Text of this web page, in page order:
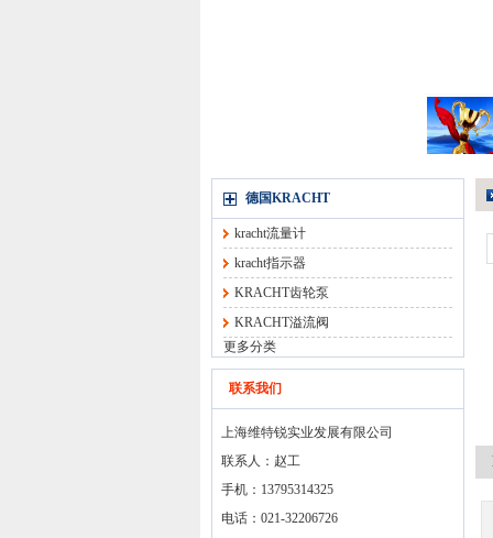
德国KRACHT
kracht流量计
kracht指示器
KRACHT齿轮泵
KRACHT溢流阀
更多分类
联系我们
上海维特锐实业发展有限公司
联系人：赵工
手机：13795314325
电话：021-32206726